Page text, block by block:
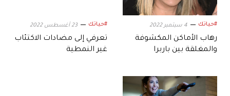
#حياتك 4 سبتمبر 2022
رهاب الأماكن المكشوفة
والمغلقة بين باربرا
#حياتك 23 أغسطس 2022
تعرفي إلى مضادات الاكتئاب
غير النمطية